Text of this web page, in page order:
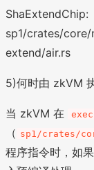
ShaExtendChip:
sp1/crates/
extend/air.rs
5)何时由 zkVM
当 zkVM 在
（ sp1/crates/
程序指令时，如